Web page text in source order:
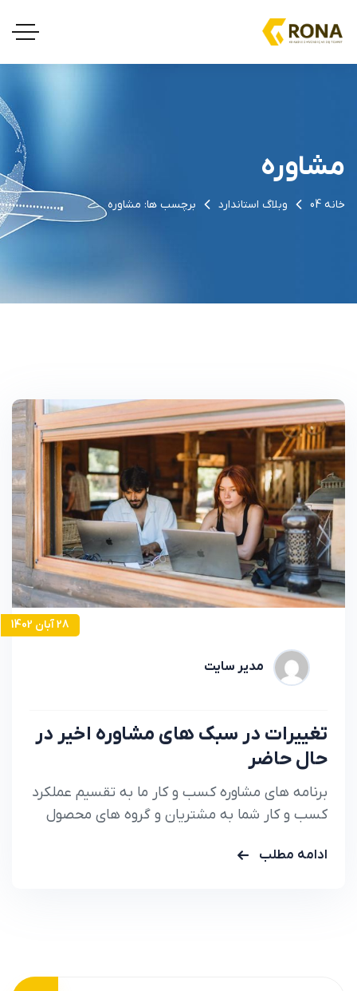
مشاوره
خانه 04 وبلاگ استاندارد برچسب ها: مشاوره
28 آبان 1402
مدیر سایت
تغییرات در سبک های مشاوره اخیر در
حال حاضر
برنامه های مشاوره کسب و کار ما به تقسیم عملکرد
کسب و کار شما به مشتریان و گروه های محصول
ادامه مطلب